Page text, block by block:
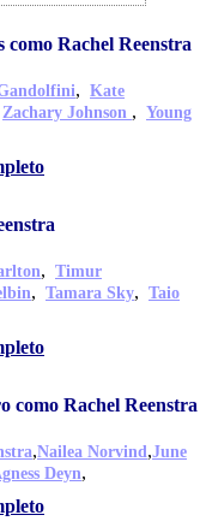
como Rachel Reenstra
, Kate
Zachary Johnson , Young
, Timur
, Tamara Sky, Taio
como Rachel Reenstra
,Nailea Norvind,June
Deyn,